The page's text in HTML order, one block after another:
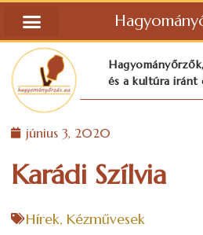
és a kultúra
június 3, 2020
Karádi Szílvia
Hírek,Kézművesek